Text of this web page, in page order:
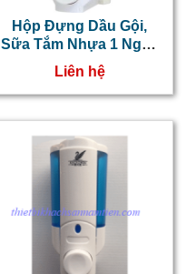
Hộp Đựng Dầu Gội,
Sữa Tắm Nhựa 1 Ngăn
Gắn Tường NT0218064
Liên hệ